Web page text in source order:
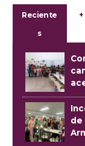
Reciente
s
de